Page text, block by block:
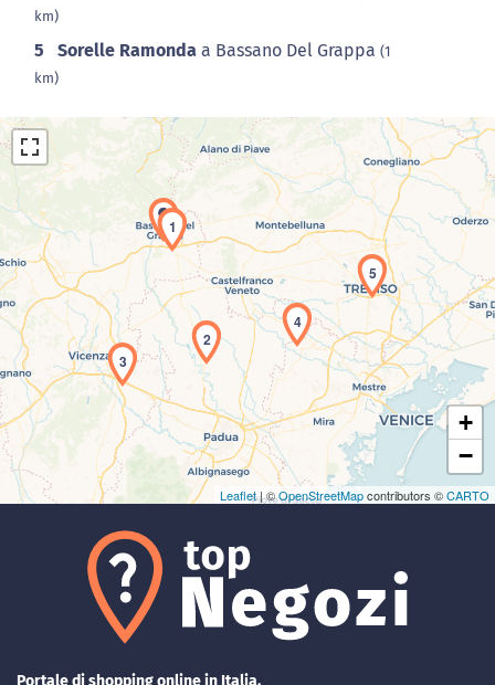
km)
5 Sorelle Ramonda a Bassano Del Grappa (1
km)
Caricamento della carta in corso...
1
2
3
4
5
+
−
Leaflet| ©OpenStreetMapcontributors ©CARTO